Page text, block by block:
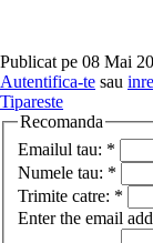
Publicat pe 08 Mai
Autentifica-te sau
Tipareste
Recomanda
Emailul tau: *
Numele tau: *
Trimite catre: *
Enter the email